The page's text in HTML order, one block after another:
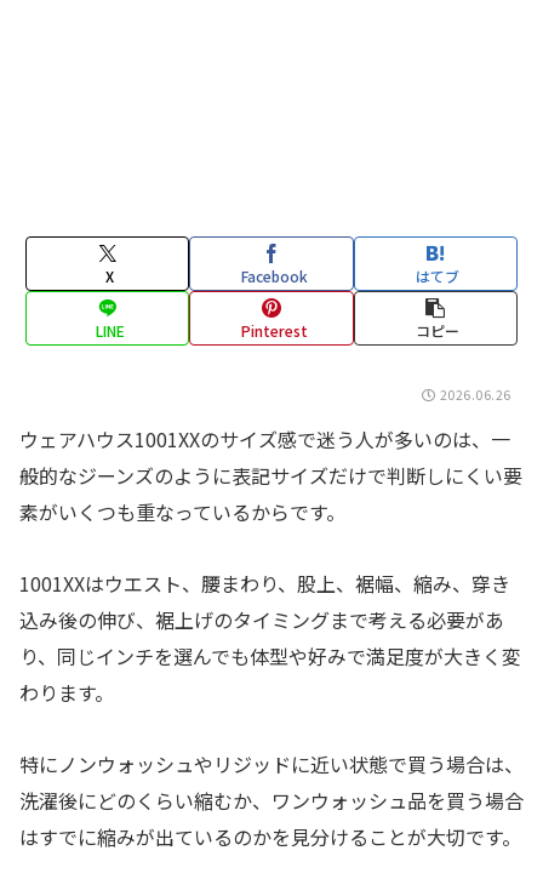
X Facebook はてブ
LINE Pinterest コピー
2026.06.26
ウェアハウス1001XXのサイズ感で迷う人が多いのは、一
般的なジーンズのように表記サイズだけで判断しにくい要
素がいくつも重なっているからです。
1001XXはウエスト、腰まわり、股上、裾幅、縮み、穿き
込み後の伸び、裾上げのタイミングまで考える必要があ
り、同じインチを選んでも体型や好みで満足度が大きく変
わります。
特にノンウォッシュやリジッドに近い状態で買う場合は、
洗濯後にどのくらい縮むか、ワンウォッシュ品を買う場合
はすでに縮みが出ているのかを見分けることが大切です。